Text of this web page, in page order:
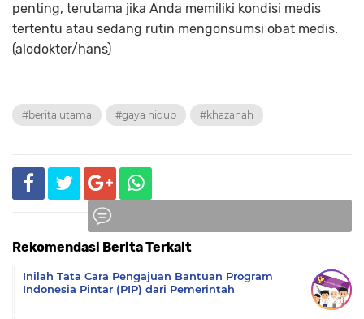
penting, terutama jika Anda memiliki kondisi medis
tertentu atau sedang rutin mengonsumsi obat medis.
(alodokter/hans)
#berita utama #gaya hidup #khazanah
Rekomendasi Berita Terkait
Inilah Tata Cara Pengajuan Bantuan Program
Indonesia Pintar (PIP) dari Pemerintah